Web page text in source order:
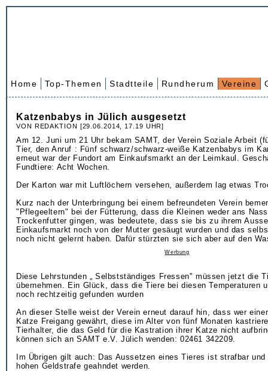
Home Top-Themen Stadtteile Rundherum Vereine
Katzenbabys in Jülich ausgesetzt
VON REDAKTION [29.06.2014, 17.19 UHR]
Am 12. Juni um 21 Uhr bekam SAMT, der Verein Soziale Arbeit
Tier, den Anruf : Fünf schwarz/schwarz-weiße Katzenbabys im
erneut war der Fundort am Einkaufsmarkt an der Leimkaul.
Fundtiere: Acht Wochen.
Der Karton war mit Luftlöchern versehen, außerdem lag etwas
Kurz nach der Unterbringung bei einem befreundeten Verein
"Pflegeeltern" bei der Fütterung, dass die Kleinen weder ans
Trockenfutter gingen, was bedeutete, dass sie bis zu ihrem
Einkaufsmarkt noch von der Mutter gesäugt wurden und das
noch nicht gelernt haben. Dafür stürzten sie sich aber auf den
Werbung
Diese Lehrstunden „ Selbstständiges Fressen" müssen jetzt die
übernehmen. Ein Glück, dass die Tiere bei diesen Temperaturen
noch rechtzeitig gefunden wurden
An dieser Stelle weist der Verein erneut darauf hin, dass wer
Katze Freigang gewährt, diese im Alter von fünf Monaten
Tierhalter, die das Geld für die Kastration ihrer Katze nicht
können sich an SAMT e.V. Jülich wenden: 02461 342209.
Im Übrigen gilt auch: Das Aussetzen eines Tieres ist strafbar
hohen Geldstrafe geahndet werden.